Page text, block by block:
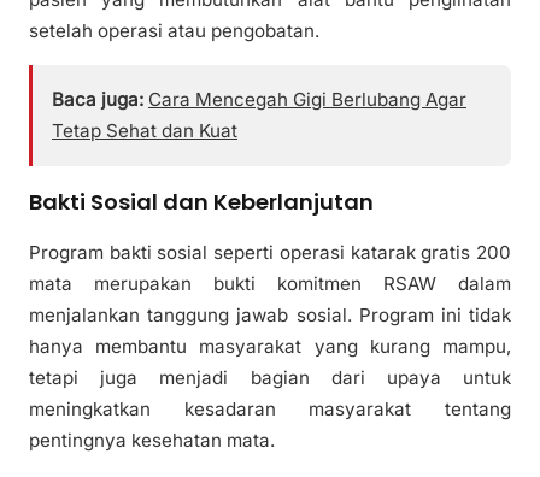
setelah operasi atau pengobatan.
Baca juga: Cara Mencegah Gigi Berlubang Agar
Tetap Sehat dan Kuat
Bakti Sosial dan Keberlanjutan
Program bakti sosial seperti operasi katarak gratis 200
mata merupakan bukti komitmen RSAW dalam
menjalankan tanggung jawab sosial. Program ini tidak
hanya membantu masyarakat yang kurang mampu,
tetapi juga menjadi bagian dari upaya untuk
meningkatkan kesadaran masyarakat tentang
pentingnya kesehatan mata.